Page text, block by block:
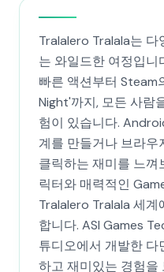
Tralalero Tralala는 다
는 와일드한 여정입니
빠른 액션부터 Steam
Night'까지, 모든 사람
험이 있습니다.
계를 만들거나 브라우
클릭하는 재미를 느껴
릭터와 매력적인
Tralalero Tralala 세계
합니다. ASI Games
튜디오에서 개발한 다
하고 재미있는 경험을